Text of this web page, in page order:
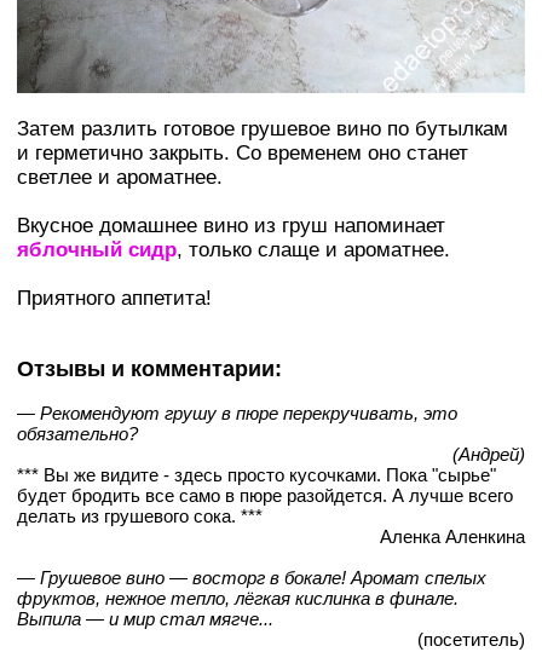
Затем разлить готовое грушевое вино по бутылкам
и герметично закрыть. Со временем оно станет
светлее и ароматнее.
Вкусное домашнее вино из груш напоминает
яблочный сидр, только слаще и ароматнее.
Приятного аппетита!
Отзывы и комментарии:
— Рекомендуют грушу в пюре перекручивать, это
обязательно?
(Андрей)
*** Вы же видите - здесь просто кусочками. Пока "сырье"
будет бродить все само в пюре разойдется. А лучше всего
делать из грушевого сока. ***
Аленка Аленкина
— Грушевое вино — восторг в бокале! Аромат спелых
фруктов, нежное тепло, лёгкая кислинка в финале.
Выпила — и мир стал мягче...
(посетитель)